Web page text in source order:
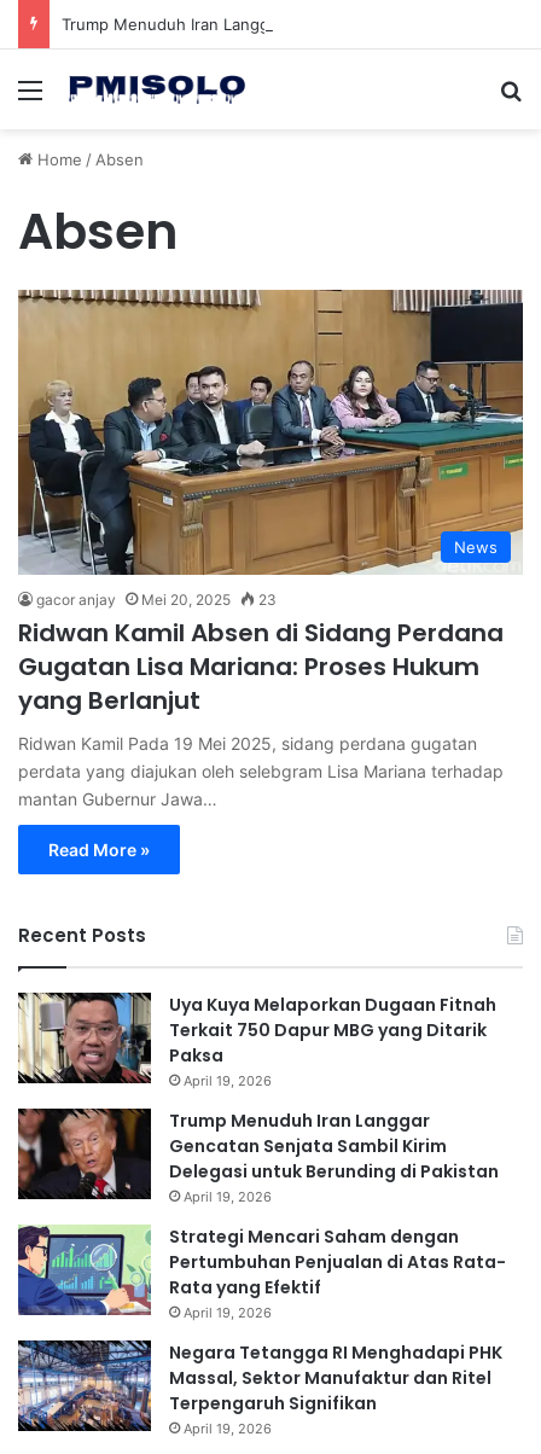
Menu
Home /Absen
Absen
News
gacor anjay Mei 20, 2025 23
Ridwan Kamil Absen di Sidang Perdana
Gugatan Lisa Mariana: Proses Hukum
yang Berlanjut
Ridwan Kamil Pada 19 Mei 2025, sidang perdana gugatan
perdata yang diajukan oleh selebgram Lisa Mariana terhadap
mantan Gubernur Jawa…
Read More »
Recent Posts
Uya Kuya Melaporkan Dugaan Fitnah
Terkait 750 Dapur MBG yang Ditarik
Paksa
April 19, 2026
Trump Menuduh Iran Langgar
Gencatan Senjata Sambil Kirim
Delegasi untuk Berunding di Pakistan
April 19, 2026
Strategi Mencari Saham dengan
Pertumbuhan Penjualan di Atas Rata-
Rata yang Efektif
April 19, 2026
Negara Tetangga RI Menghadapi PHK
Massal, Sektor Manufaktur dan Ritel
Terpengaruh Signifikan
April 19, 2026